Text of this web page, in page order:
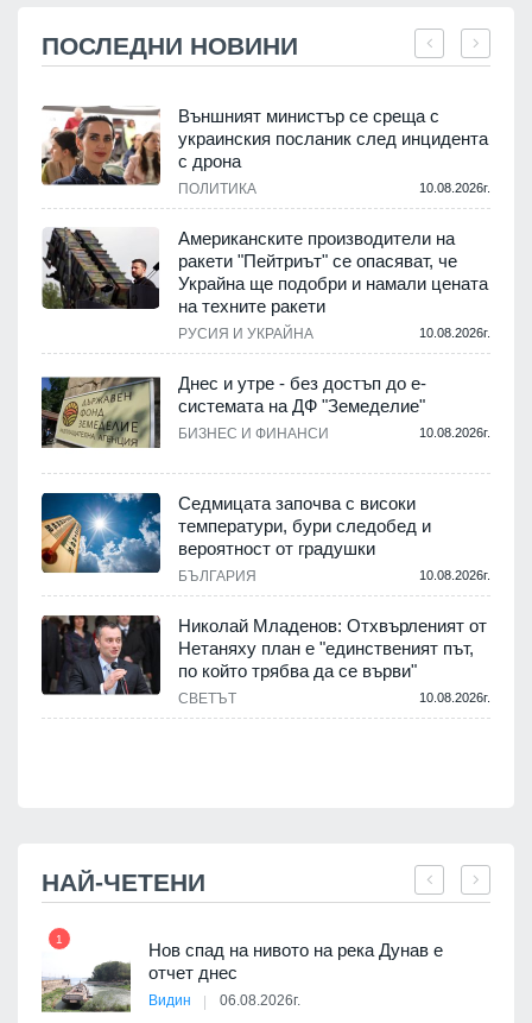
ПОСЛЕДНИ НОВИНИ
Външният министър се среща с
украинския посланик след инцидента
с дрона
ПОЛИТИКА 10.08.2026г.
Американските производители на
ракети "Пейтриът" се опасяват, че
Украйна ще подобри и намали цената
на техните ракети
РУСИЯ И УКРАЙНА 10.08.2026г.
Днес и утре - без достъп до е-
системата на ДФ "Земеделие"
БИЗНЕС И ФИНАНСИ 10.08.2026г.
Седмицата започва с високи
температури, бури следобед и
вероятност от градушки
БЪЛГАРИЯ 10.08.2026г.
Николай Младенов: Отхвърленият от
Нетаняху план е "единственият път,
по който трябва да се върви"
СВЕТЪТ 10.08.2026г.
НАЙ-ЧЕТЕНИ
1
Нов спад на нивото на река Дунав е
отчет днес
Видин 06.08.2026г.